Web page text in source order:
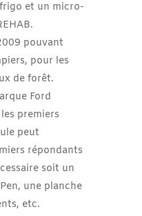
et un micro-
pouvant
pour les
de forêt.
Ford
premiers
peut
répondants
soit un
une planche
etc.